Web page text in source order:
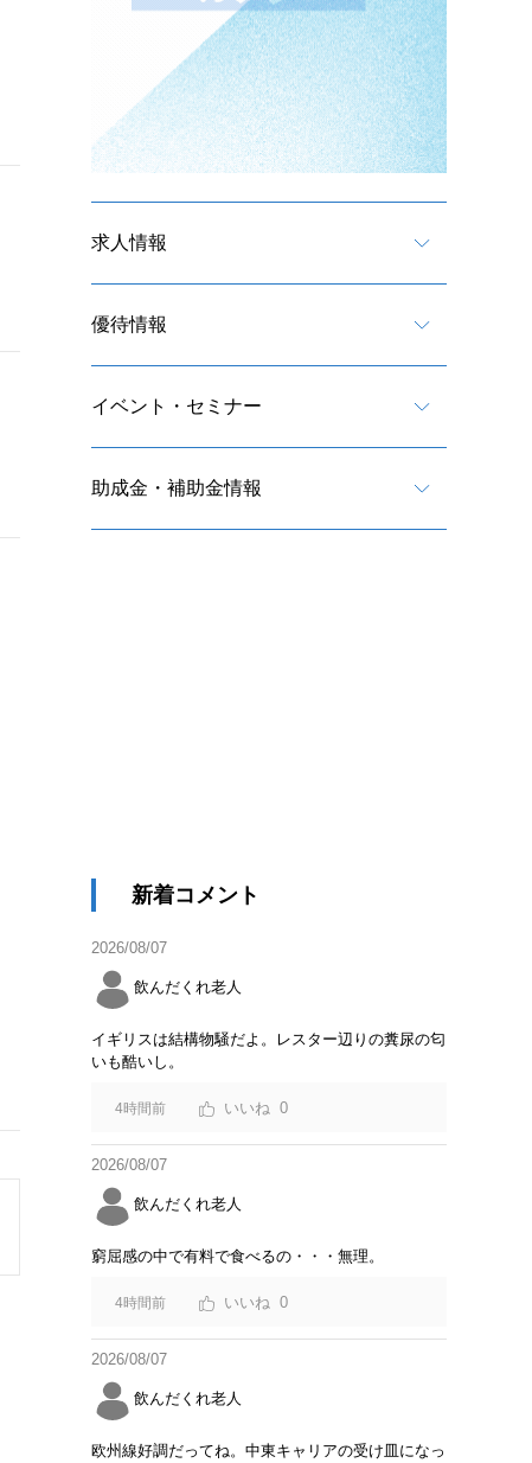
求人情報
優待情報
イベント・セミナー
助成金・補助金情報
新着コメント
2026/08/07
飲んだくれ老人
イギリスは結構物騒だよ。レスター辺りの糞尿の匂
いも酷いし。
4時間前 0
2026/08/07
飲んだくれ老人
窮屈感の中で有料で食べるの・・・無理。
4時間前 0
2026/08/07
飲んだくれ老人
欧州線好調だってね。中東キャリアの受け皿になっ